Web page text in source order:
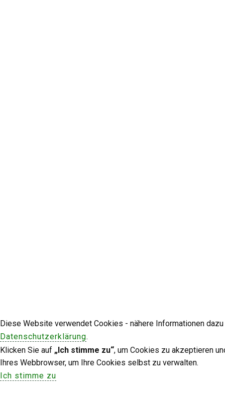
Diese Website verwendet Cookies - nähere Informationen
Datenschutzerklärung.
Klicken Sie auf „Ich stimme zu“, um Cookies zu akzeptieren
Ihres Webbrowser, um Ihre Cookies selbst zu verwalten.
Ich stimme zu